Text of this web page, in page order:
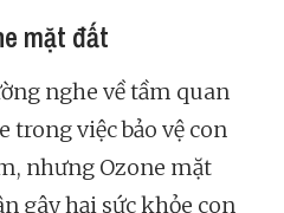
mặt đất
nghe về tầm quan
trong việc bảo vệ con
nhưng Ozone mặt
gây hại sức khỏe con